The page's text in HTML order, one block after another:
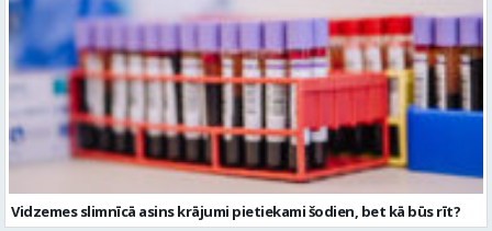
Vidzemes slimnīcā asins krājumi pietiekami šodien, bet kā būs rīt?